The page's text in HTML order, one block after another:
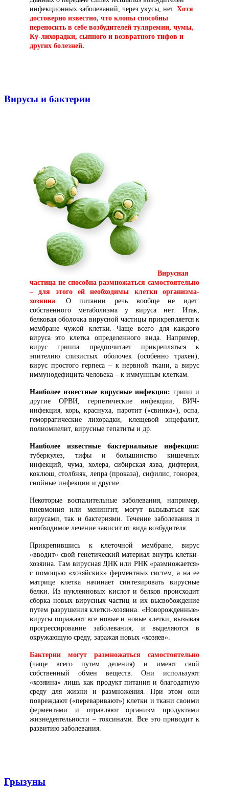
инфекционных заболеваний, через укусы, нет. Хотя
достоверно известно, что клопы способны
переносить в себе возбудителей туляремии, чумы,
Ку-лихорадки, сыпного и возвратного тифов и
других болезней.
Вирусы и бактерии
Вирусная
частица не способна размножаться самостоятельно
– для этого ей необходимы клетки организма-
хозяина. О питании речь вообще не идет:
собственного метаболизма у вируса нет. Итак,
белковая оболочка вирусной частицы прикрепляется к
мембране чужой клетки. Чаще всего для каждого
вируса это клетка определенного вида. Например,
вирус гриппа предпочитает прикрепляться к
эпителию слизистых оболочек (особенно трахеи),
вирус простого герпеса – к нервной ткани, а вирус
иммунодефицита человека – к иммунным клеткам.
Наиболее известные вирусные инфекции: грипп и
другие ОРВИ, герпетические инфекции, ВИЧ-
инфекция, корь, краснуха, паротит («свинка»), оспа,
геморрагические лихорадки, клещевой энцефалит,
полиомиелит, вирусные гепатиты и др.
Наиболее известные бактериальные инфекции:
туберкулез, тифы и большинство кишечных
инфекций, чума, холера, сибирская язва, дифтерия,
коклюш, столбняк, лепра (проказа), сифилис, гонорея,
гнойные инфекции и другие.
Некоторые воспалительные заболевания, например,
пневмония или менингит, могут вызываться как
вирусами, так и бактериями. Течение заболевания и
необходимое лечение зависит от вида возбудителя.
Прикрепившись к клеточной мембране, вирус
«вводит» свой генетический материал внутрь клетки-
хозяина. Там вирусная ДНК или РНК «размножается»
с помощью «хозяйских» ферментных систем, а на ее
матрице клетка начинает синтезировать вирусные
белки. Из нуклеиновых кислот и белков происходит
сборка новых вирусных частиц и их высвобождение
путем разрушения клетки-хозяина. «Новорожденные»
вирусы поражают все новые и новые клетки, вызывая
прогрессирование заболевания, и выделяются в
окружающую среду, заражая новых «хозяев».
Бактерии могут размножаться самостоятельно
(чаще всего путем деления) и имеют свой
собственный обмен веществ. Они используют
«хозяина» лишь как продукт питания и благодатную
среду для жизни и размножения. При этом они
повреждают («переваривают») клетки и ткани своими
ферментами и отравляют организм продуктами
жизнедеятельности – токсинами. Все это приводит к
развитию заболевания.
Грызуны